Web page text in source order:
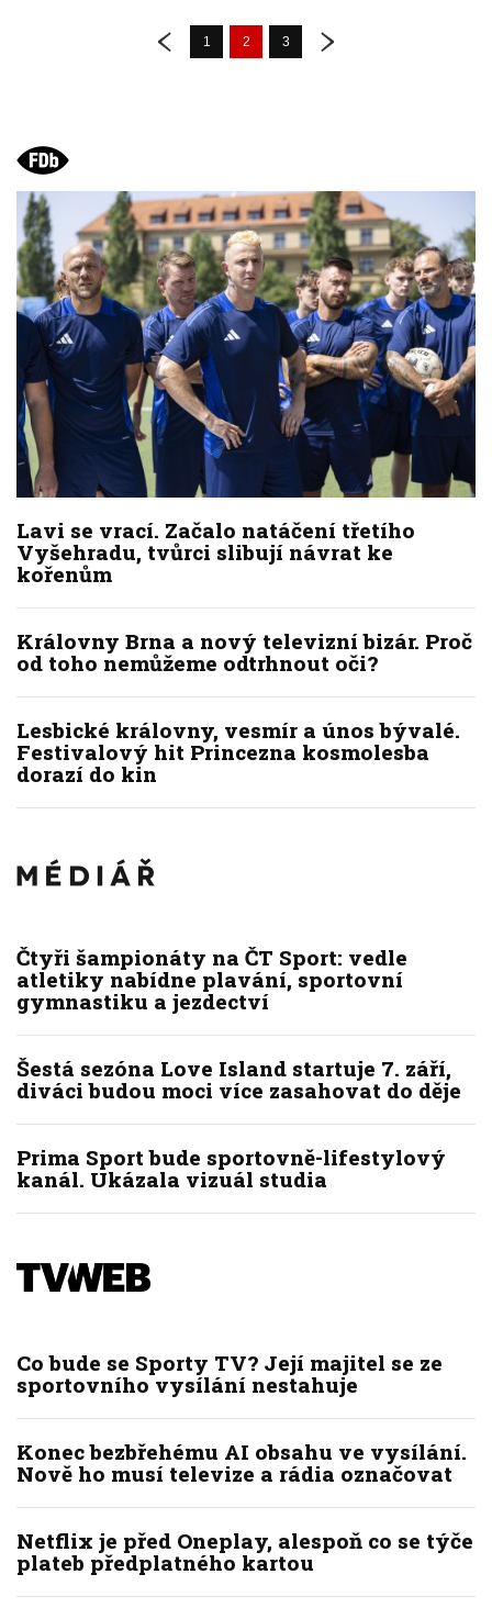
1 2 3
Lavi se vrací. Začalo natáčení třetího
Vyšehradu, tvůrci slibují návrat ke
kořenům
Královny Brna a nový televizní bizár. Proč
od toho nemůžeme odtrhnout oči?
Lesbické královny, vesmír a únos bývalé.
Festivalový hit Princezna kosmolesba
dorazí do kin
Čtyři šampionáty na ČT Sport: vedle
atletiky nabídne plavání, sportovní
gymnastiku a jezdectví
Šestá sezóna Love Island startuje 7. září,
diváci budou moci více zasahovat do děje
Prima Sport bude sportovně-lifestylový
kanál. Ukázala vizuál studia
Co bude se Sporty TV? Její majitel se ze
sportovního vysílání nestahuje
Konec bezbřehému AI obsahu ve vysílání.
Nově ho musí televize a rádia označovat
Netflix je před Oneplay, alespoň co se týče
plateb předplatného kartou